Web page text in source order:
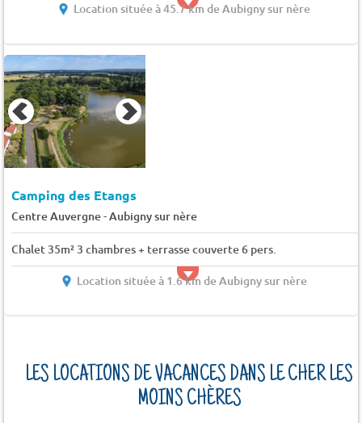
Location située à 45.7 km de Aubigny sur nère
Camping des Etangs
Centre Auvergne-Aubigny sur nère
Chalet 35m² 3 chambres + terrasse couverte 6 pers.
Location située à 1.6 km de Aubigny sur nère
LES LOCATIONS DE VACANCES DANS LE CHER LES
MOINS CHÈRES